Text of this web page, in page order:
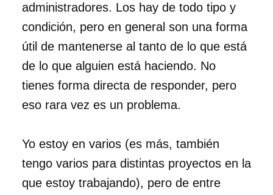
administradores. Los hay de todo tipo y
condición, pero en general son una forma
útil de mantenerse al tanto de lo que está
de lo que alguien está haciendo. No
tienes forma directa de responder, pero
eso rara vez es un problema.
Yo estoy en varios (es más, también
tengo varios para distintas proyectos en la
que estoy trabajando), pero de entre